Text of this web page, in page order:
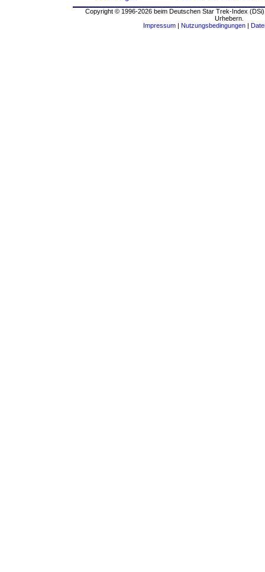
Copyright © 1996-2026 beim Deutschen Star Trek-Index
Urhebern.
Impressum | Nutzungsbedingungen |